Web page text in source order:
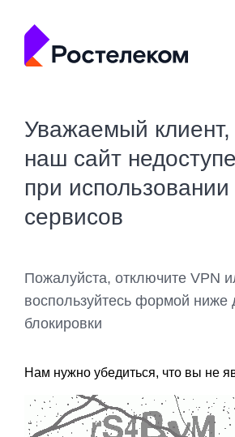
Уважаемый клиент,
наш сайт
при использовании
сервисов
Пожалуйста, отключите VPN
воспользуйтесь формой ниже
блокировки
Нам нужно убедиться, что вы не